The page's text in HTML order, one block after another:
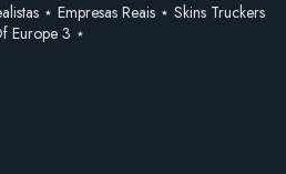
⋆ Empresas Reais ⋆ Skins Truckers
Europe 3 ⋆